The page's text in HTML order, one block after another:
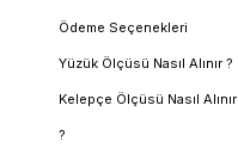
Ödeme Seçenekleri
Yüzük Ölçüsü Nasıl Alınır ?
Kelepçe Ölçüsü Nasıl Alınır
?